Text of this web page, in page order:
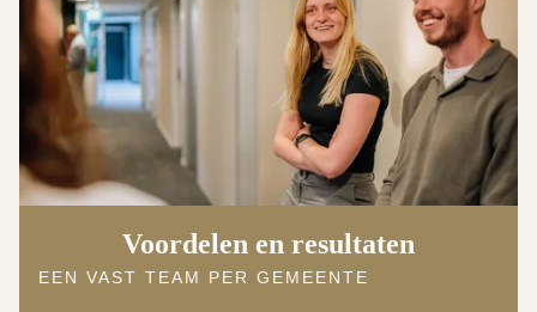
Voordelen en resultaten
EEN VAST TEAM PER GEMEENTE